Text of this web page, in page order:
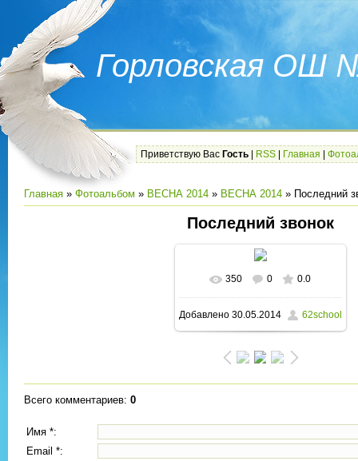
Горловская ОШ
Приветствую Вас Гость RSS Главная
Главная » Фотоальбом » ВЕСНА 2014 » ВЕСНА 2014 » Последний
Последний звонок
В реальном размере
1600x1200/ 262.1Kb
350 0 0.0
Добавлено30.05.2014 62school
Всего комментариев: 0
Имя *:
Email *: